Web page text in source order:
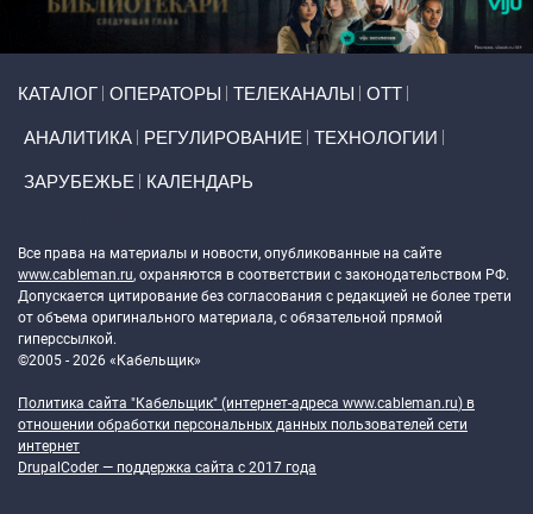
КАТАЛОГ ОПЕРАТОРЫ ТЕЛЕКАНАЛЫ ОТТ
АНАЛИТИКА РЕГУЛИРОВАНИЕ ТЕХНОЛОГИИ
ЗАРУБЕЖЬЕ КАЛЕНДАРЬ
Все права на материалы и новости, опубликованные на сайте
www.cableman.ru, охраняются в соответствии с законодательством РФ.
Допускается цитирование без согласования с редакцией не более трети
от объема оригинального материала, с обязательной прямой
гиперссылкой.
©2005 - 2026 «Кабельщик»
Политика сайта "Кабельщик" (интернет-адреса www.cableman.ru) в
отношении обработки персональных данных пользователей сети
интернет
DrupalCoder — поддержка сайта c 2017 года